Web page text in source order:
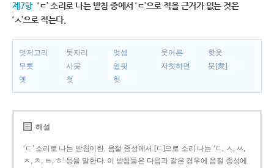
제7항 ‘ㄷ’ 소리로 나는 받침 중에서 ‘ㄷ’으로 적을 근거가 없는 것은
‘ㅅ’으로 적는다.
덧저고리 돗자리 엇셈 웃어른
핫옷
무릇
사뭇 얼핏 자칫하면
뭇[衆]
옛
첫 헛
해설
‘ㄷ’ 소리로 나는 받침이란, 음절 종성에서 [ㄷ]으로 소리 나는 ‘ㄷ, ㅅ, ㅆ,
ㅈ, ㅊ, ㅌ, ㅎ’ 등을 말한다. 이 받침들은 다음과 같은 경우에 음절 종성에